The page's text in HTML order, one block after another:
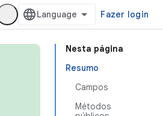
Fazer login
Nesta página
Resumo
Campos
Métodos